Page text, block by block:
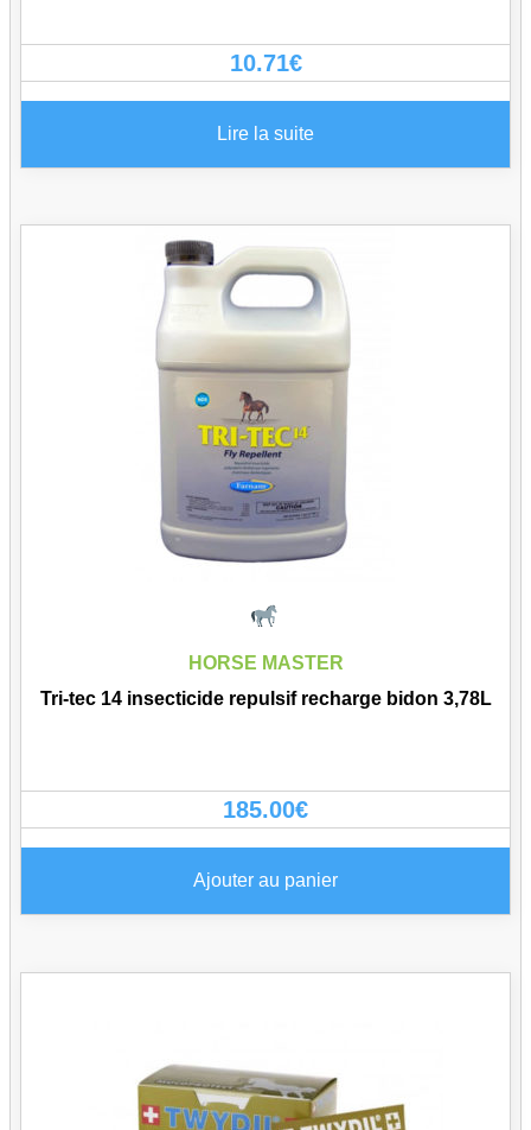
10.71€
Lire la suite
HORSE MASTER
Tri-tec 14 insecticide repulsif recharge bidon 3,78L
185.00€
Ajouter au panier